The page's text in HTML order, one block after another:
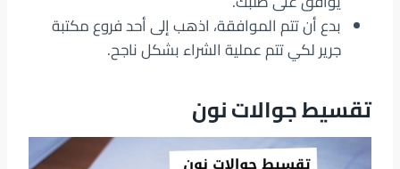
بدع أن تتم الموافقة، اذهب إلى أحد فروع مكتبة
جرير لكي تتم عملية الشراء بشكل ناجح.
تقسيط جوالات نون